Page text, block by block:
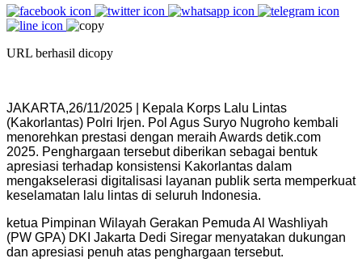
URL berhasil dicopy
JAKARTA,26/11/2025 | Kepala Korps Lalu Lintas
(Kakorlantas) Polri Irjen. Pol Agus Suryo Nugroho kembali
menorehkan prestasi dengan meraih Awards detik.com
2025. Penghargaan tersebut diberikan sebagai bentuk
apresiasi terhadap konsistensi Kakorlantas dalam
mengakselerasi digitalisasi layanan publik serta memperkuat
keselamatan lalu lintas di seluruh Indonesia.
ketua Pimpinan Wilayah Gerakan Pemuda Al Washliyah
(PW GPA) DKI Jakarta Dedi Siregar menyatakan dukungan
dan apresiasi penuh atas penghargaan tersebut.